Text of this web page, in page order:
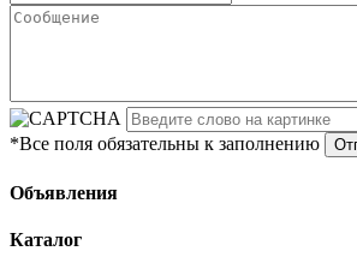
*Все поля обязательны к заполнению
Объявления
Каталог